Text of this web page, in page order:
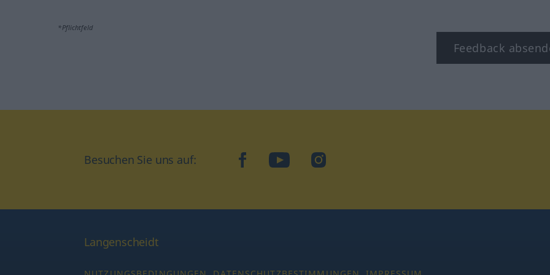
*Pflichtfeld
Feedback
Besuchen Sie uns auf: facebookYouTubeInstagram
Langenscheidt